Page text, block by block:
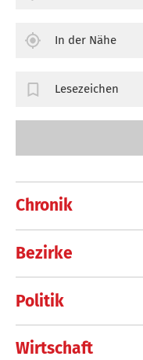
Chronik
Bezirke
Politik
Wirtschaft
In der Nähe
Lesezeichen